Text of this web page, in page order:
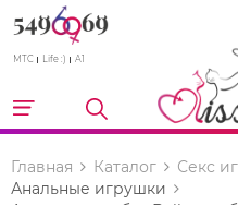
МТС Life :) A1
Главная Каталог
Секс
Анальные игрушки